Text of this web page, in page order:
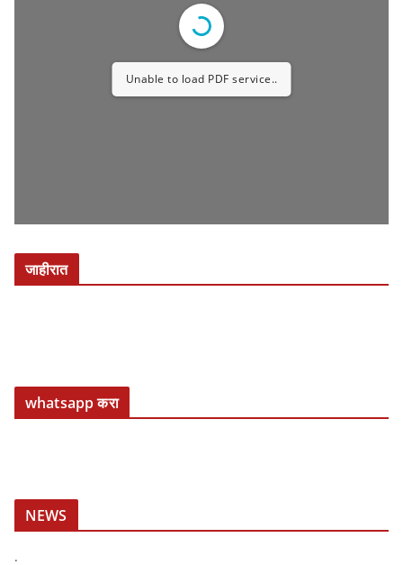
Unable to load PDF service..
जाहीरात
whatsapp करा
NEWS
.